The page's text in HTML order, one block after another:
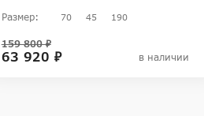
Размер: 70 45 190
63 920 ₽
159 800 ₽
в наличии